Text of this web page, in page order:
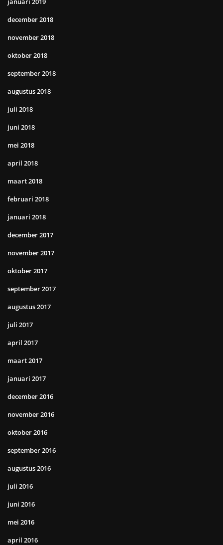
december 2018
november 2018
oktober 2018
september 2018
augustus 2018
juli 2018
juni 2018
mei 2018
april 2018
maart 2018
februari 2018
januari 2018
december 2017
november 2017
oktober 2017
september 2017
augustus 2017
juli 2017
april 2017
maart 2017
januari 2017
december 2016
november 2016
oktober 2016
september 2016
augustus 2016
juli 2016
juni 2016
mei 2016
april 2016